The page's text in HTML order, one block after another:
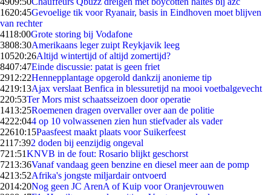
1620:45Gevoelige tik voor Ryanair, basis in Eindhoven moet blijven
van rechter
4118:00Grote storing bij Vodafone
3808:30Amerikaans leger zuipt Reykjavik leeg
10520:26Altijd wintertijd of altijd zomertijd?
8407:47Einde discussie: patat is geen friet
2912:22Hennepplantage opgerold dankzij anonieme tip
4219:13Ajax verslaat Benfica in blessuretijd na mooi voetbalgevecht
220:53Ter Mors mist schaatsseizoen door operatie
1413:25Roemenen dragen overvaller over aan de politie
4222:044 op 10 volwassenen zien hun stiefvader als vader
22610:15Paasfeest maakt plaats voor Suikerfeest
2117:392 doden bij eenzijdig ongeval
721:51KNVB in de fout: Rosario blijkt geschorst
7213:36Vanaf vandaag geen benzine en diesel meer aan de pomp
4213:52Afrika's jongste miljardair ontvoerd
2014:20Nog geen JC ArenA of Kuip voor Oranjevrouwen